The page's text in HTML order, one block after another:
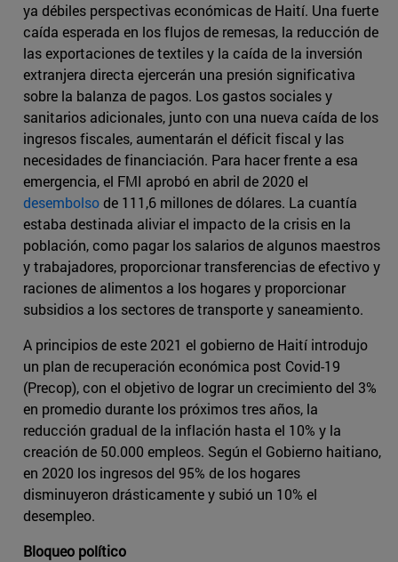
ya débiles perspectivas económicas de Haití. Una fuerte
caída esperada en los flujos de remesas, la reducción de
las exportaciones de textiles y la caída de la inversión
extranjera directa ejercerán una presión significativa
sobre la balanza de pagos. Los gastos sociales y
sanitarios adicionales, junto con una nueva caída de los
ingresos fiscales, aumentarán el déficit fiscal y las
necesidades de financiación. Para hacer frente a esa
emergencia, el FMI aprobó en abril de 2020 el
desembolsode 111,6 millones de dólares. La cuantía
estaba destinada aliviar el impacto de la crisis en la
población, como pagar los salarios de algunos maestros
y trabajadores, proporcionar transferencias de efectivo y
raciones de alimentos a los hogares y proporcionar
subsidios a los sectores de transporte y saneamiento.
A principios de este 2021 el gobierno de Haití introdujo
un plan de recuperación económica post Covid-19
(Precop), con el objetivo de lograr un crecimiento del 3%
en promedio durante los próximos tres años, la
reducción gradual de la inflación hasta el 10% y la
creación de 50.000 empleos. Según el Gobierno haitiano,
en 2020 los ingresos del 95% de los hogares
disminuyeron drásticamente y subió un 10% el
desempleo.
Bloqueo político